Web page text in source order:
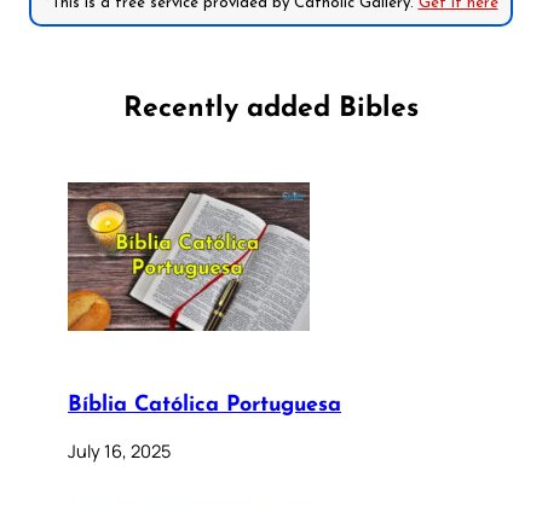
Recently added Bibles
Bíblia Católica Portuguesa
July 16, 2025